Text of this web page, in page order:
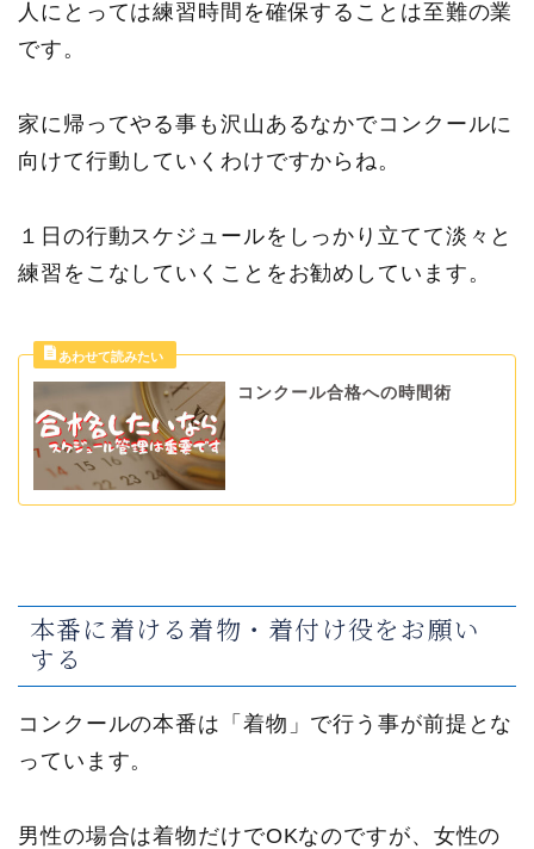
人にとっては練習時間を確保することは至難の業
です。
家に帰ってやる事も沢山あるなかでコンクールに
向けて行動していくわけですからね。
１日の行動スケジュールをしっかり立てて淡々と
練習をこなしていくことをお勧めしています。
コンクール合格への時間術
本番に着ける着物・着付け役をお願い
する
コンクールの本番は「着物」で行う事が前提とな
っています。
男性の場合は着物だけでOKなのですが、女性の